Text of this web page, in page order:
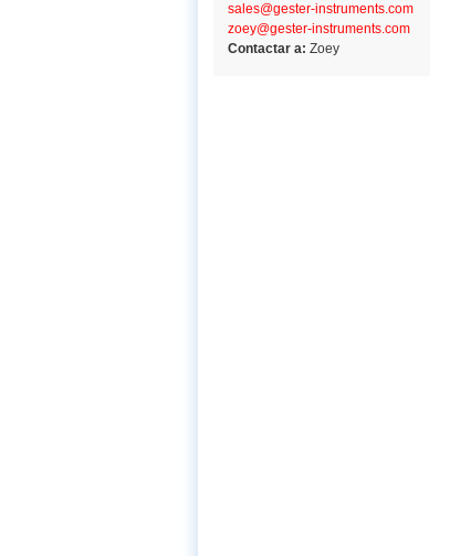
sales@gester-instruments.com
zoey@gester-instruments.com
Contactar a: Zoey